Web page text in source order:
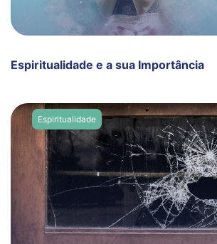
Espiritualidade e a sua Importância
Espiritualidade